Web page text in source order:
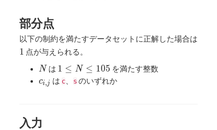
部分点
以下の制約を満たすデータセットに正解した場合は
1
1 点が与えられる。
N
N は 1
\le
1 ≤ N ≤ 105 を満たす整数
c_{i,j}
ci,j は c s のいずれか
入力